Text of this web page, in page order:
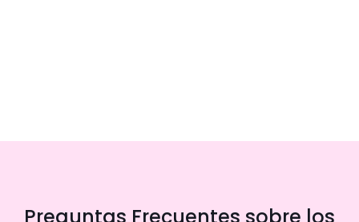
Preguntas Frecuentes sobre los